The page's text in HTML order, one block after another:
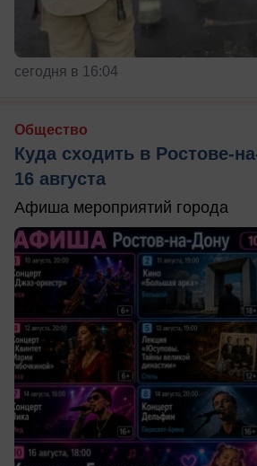
сегодня в 16:04
Общество
Куда сходить в Ростове-
16 августа
Афиша мероприятий города